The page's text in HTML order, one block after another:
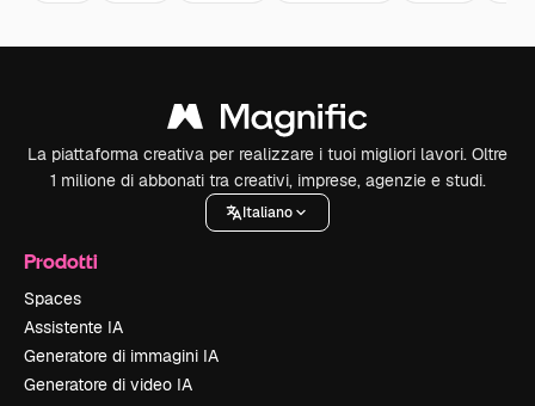
La piattaforma creativa per realizzare i tuoi migliori lavori. Oltre
1 milione di abbonati tra creativi, imprese, agenzie e studi.
Italiano
Prodotti
Spaces
Assistente IA
Generatore di immagini IA
Generatore di video IA